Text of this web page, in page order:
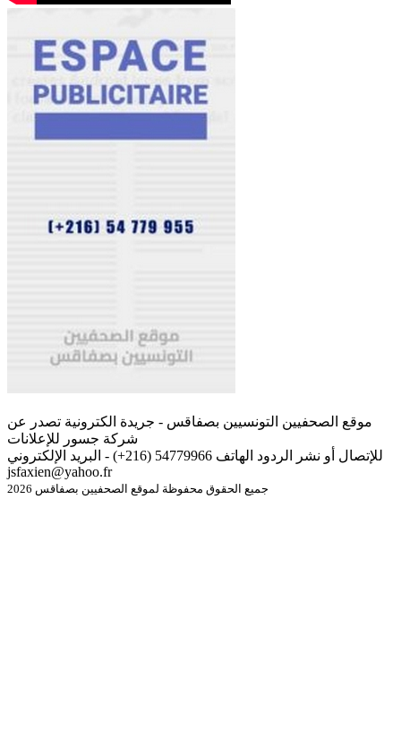
موقع الصحفيين التونسيين بصفاقس - جريدة الكترونية تصدر عن
شركة جسور للإعلانات
للإتصال أو نشر الردود الهاتف 54779966 (216+) - البريد الإلكتروني
jsfaxien@yahoo.fr
جميع الحقوق محفوظة لموقع الصحفيين بصفاقس 2026